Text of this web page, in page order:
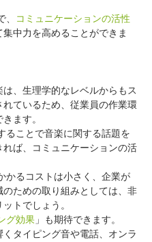
、
コミュニケーションの活性
中力を高めることができま
、生理学的なレベルからもス
ているため、従業員の作業環
ます。
ることで音楽に関する話題を
ば、コミュニケーションの活
かるコストは小さく、企業が
ための取り組みとしては、非
トでしょう。
グ効果 」も期待できます。
タイピング音や電話、オンラ